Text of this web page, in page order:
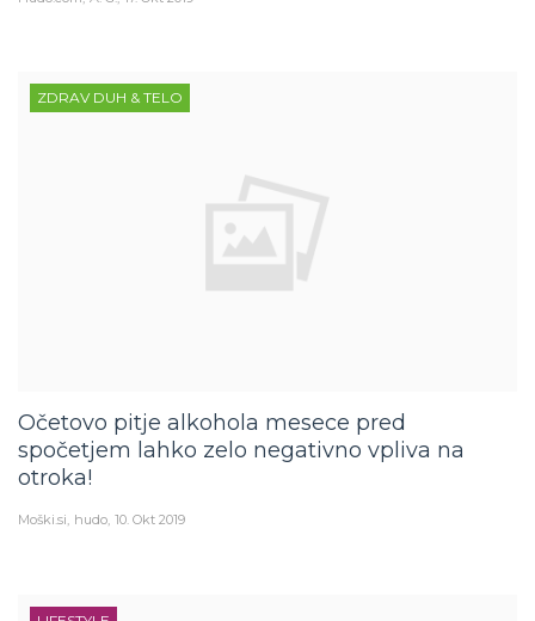
ZDRAV DUH & TELO
Očetovo pitje alkohola mesece pred
spočetjem lahko zelo negativno vpliva na
otroka!
Moški.si hudo 10. Okt 2019